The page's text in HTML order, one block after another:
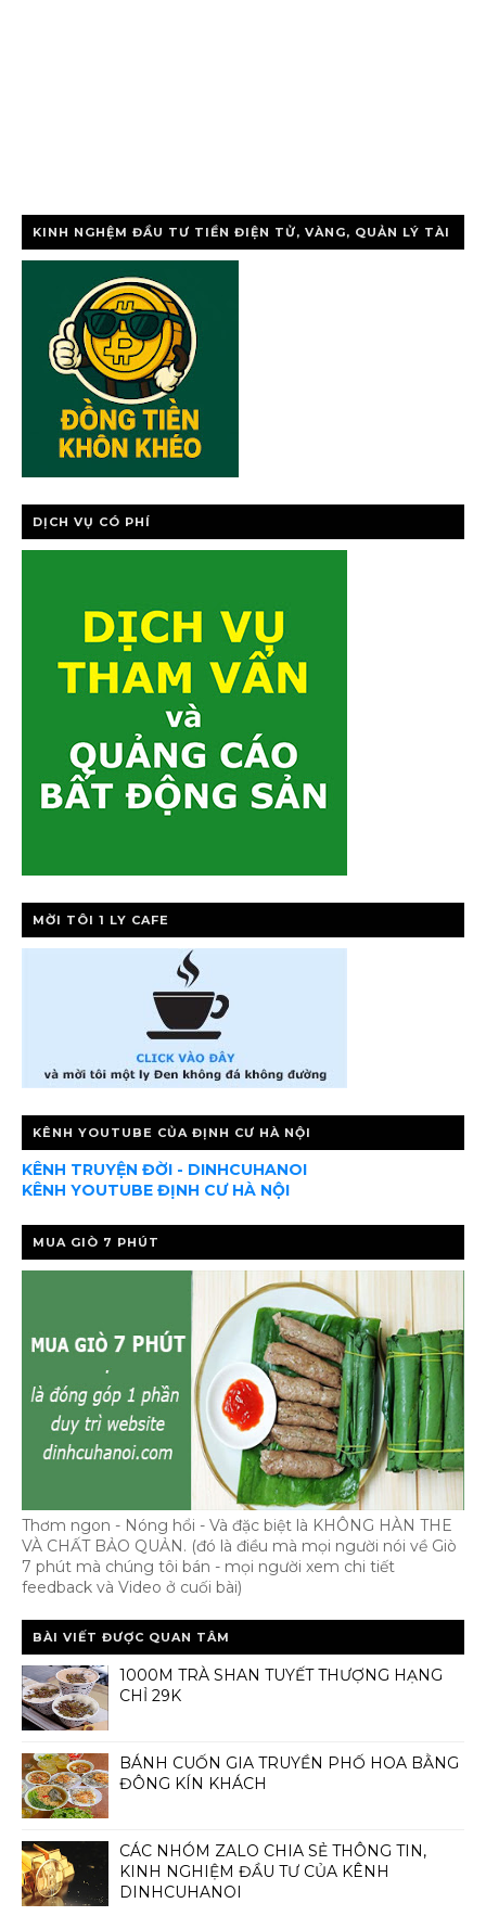
KINH NGHỆM ĐẦU TƯ TIỀN ĐIỆN TỬ, VÀNG, QUẢN LÝ TÀI
DỊCH VỤ CÓ PHÍ
MỜI TÔI 1 LY CAFE
KÊNH YOUTUBE CỦA ĐỊNH CƯ HÀ NỘI
KÊNH TRUYỆN ĐỜI - DINHCUHANOI
KÊNH YOUTUBE ĐỊNH CƯ HÀ NỘI
MUA GIÒ 7 PHÚT
Thơm ngon - Nóng hổi - Và đặc biệt là KHÔNG HÀN THE
VÀ CHẤT BẢO QUẢN. (đó là điều mà mọi người nói về Giò
7 phút mà chúng tôi bán - mọi người xem chi tiết
feedback và Video ở cuối bài)
BÀI VIẾT ĐƯỢC QUAN TÂM
1000M TRÀ SHAN TUYẾT THƯỢNG HẠNG
CHỈ 29K
BÁNH CUỐN GIA TRUYỀN PHỐ HOA BẰNG
ĐÔNG KÍN KHÁCH
CÁC NHÓM ZALO CHIA SẺ THÔNG TIN,
KINH NGHIỆM ĐẦU TƯ CỦA KÊNH
DINHCUHANOI